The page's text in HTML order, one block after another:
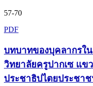
57-70
PDF
บทบาทของบุคลากรใ
วิทยาลัยครูปากเซ แข
ประชาธิปไตยประชา